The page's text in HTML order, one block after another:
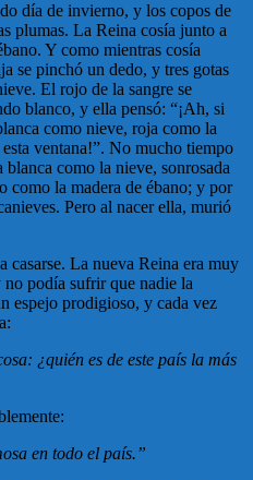
día de invierno, y los copos de
plumas. La Reina cosía junto a
Y como mientras cosía
se pinchó un dedo, y tres gotas
El rojo de la sangre se
blanco, y ella pensó: “¡Ah, si
como nieve, roja como la
ventana!”. No mucho tiempo
blanca como la nieve, sonrosada
como la madera de ébano; y por
Pero al nacer ella, murió
casarse. La nueva Reina era muy
podía sufrir que nadie la
espejo prodigioso, y cada vez
¿quién es de este país la más
en todo el país.”